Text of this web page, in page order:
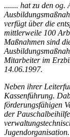
....... hat zu den og.
verfügt über die
mittlerweile 100
Maßnahmen sind
Mitarbeiter im
14.06.1997.
Neben ihrer
Kassenführung.
förderungsfähigen
der
Jugendorganisation.